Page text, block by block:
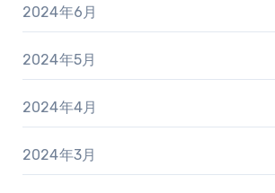
2024年6月
2024年5月
2024年4月
2024年3月